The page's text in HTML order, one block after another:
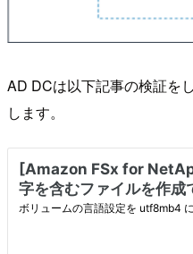
AD DCは以下記事の検証を
します。